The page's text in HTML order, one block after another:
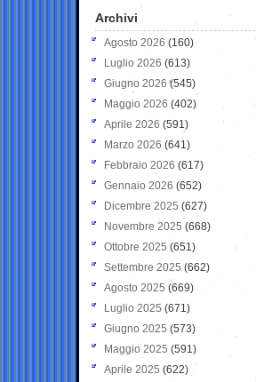
Archivi
Agosto 2026 (160)
Luglio 2026 (613)
Giugno 2026 (545)
Maggio 2026 (402)
Aprile 2026 (591)
Marzo 2026 (641)
Febbraio 2026 (617)
Gennaio 2026 (652)
Dicembre 2025 (627)
Novembre 2025 (668)
Ottobre 2025 (651)
Settembre 2025 (662)
Agosto 2025 (669)
Luglio 2025 (671)
Giugno 2025 (573)
Maggio 2025 (591)
Aprile 2025 (622)